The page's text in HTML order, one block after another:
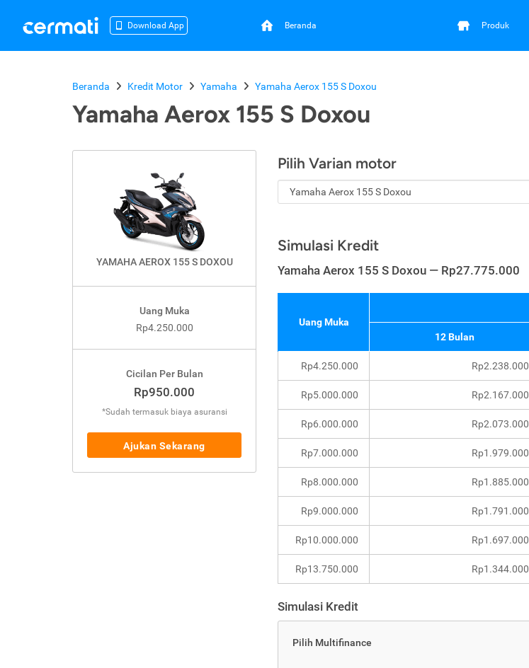
Download App Beranda Produk
Beranda Kredit Motor Yamaha Yamaha Aerox 155 S Doxou
Yamaha Aerox 155 S Doxou
YAMAHA AEROX 155 S DOXOU
Uang Muka
Rp4.250.000
Cicilan Per Bulan
Rp950.000
*Sudah termasuk biaya asuransi
Ajukan Sekarang
Pilih Varian motor
Simulasi Kredit
Yamaha Aerox 155 S Doxou — Rp27.775.000
Uang Muka
Rp4.250.000
Rp5.000.000
Rp6.000.000
Rp7.000.000
Rp8.000.000
Rp9.000.000
Rp10.000.000
Rp13.750.000
12 Bulan
Rp2.238.000
Rp2.167.000
Rp2.073.000
Rp1.979.000
Rp1.885.000
Rp1.791.000
Rp1.697.000
Rp1.344.000
Simulasi Kredit
Pilih Multifinance